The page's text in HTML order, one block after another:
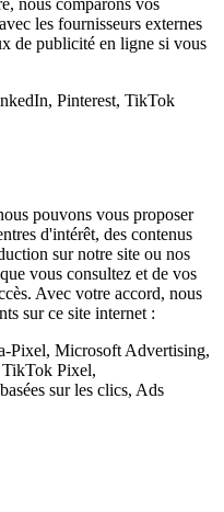
les fournisseurs externes
de publicité en ligne si vous
Pinterest, TikTok
pouvons vous proposer
d'intérêt, des contenus
sur notre site ou nos
vous consultez et de vos
Avec votre accord, nous
sur ce site internet :
Pixel, Microsoft Advertising,
Pixel,
sur les clics, Ads